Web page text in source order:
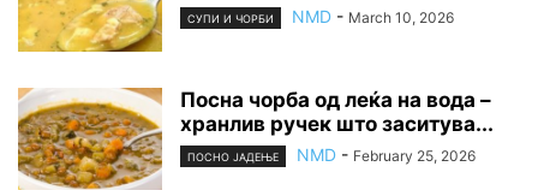
СУПИ И ЧОРБИ NMD - March 10, 2026
Посна чорба од леќа на вода –
хранлив ручек што заситува...
ПОСНО ЈАДЕЊЕ NMD - February 25, 2026